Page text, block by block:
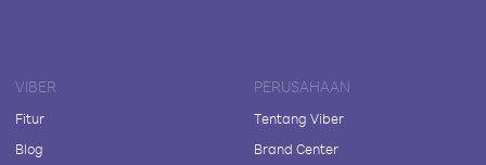
VIBER
Fitur
Blog
PERUSAHAAN
Tentang Viber
Brand Center